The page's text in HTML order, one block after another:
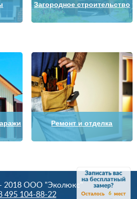
6
Загородное строительство
Ремонт и отделка
2018 OOO "Эколюкс"
495 104-88-22